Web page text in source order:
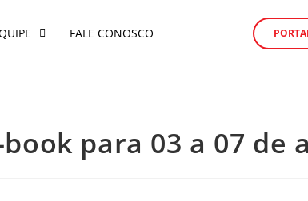
FALE CONOSCO
book para 03 a 07 de